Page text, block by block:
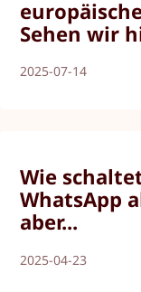
Sehen wir
2025-07-14
Wie
WhatsApp
aber...
2025-04-23